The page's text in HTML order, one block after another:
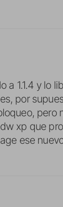
1.1.4 y lo
por
pero
xp que
ese